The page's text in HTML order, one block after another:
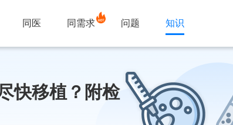
同医 同需求 问题 知识
快移植？附检